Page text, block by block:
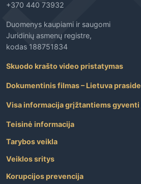
+370 440 73932
Duomenys kaupiami ir saugomi
Juridinių asmenų registre,
kodas 188751834
Skuodo krašto video pristatymas
Dokumentinis filmas – Lietuva
Visa informacija grįžtantiems gyventi
Teisinė informacija
Tarybos veikla
Veiklos sritys
Korupcijos prevencija